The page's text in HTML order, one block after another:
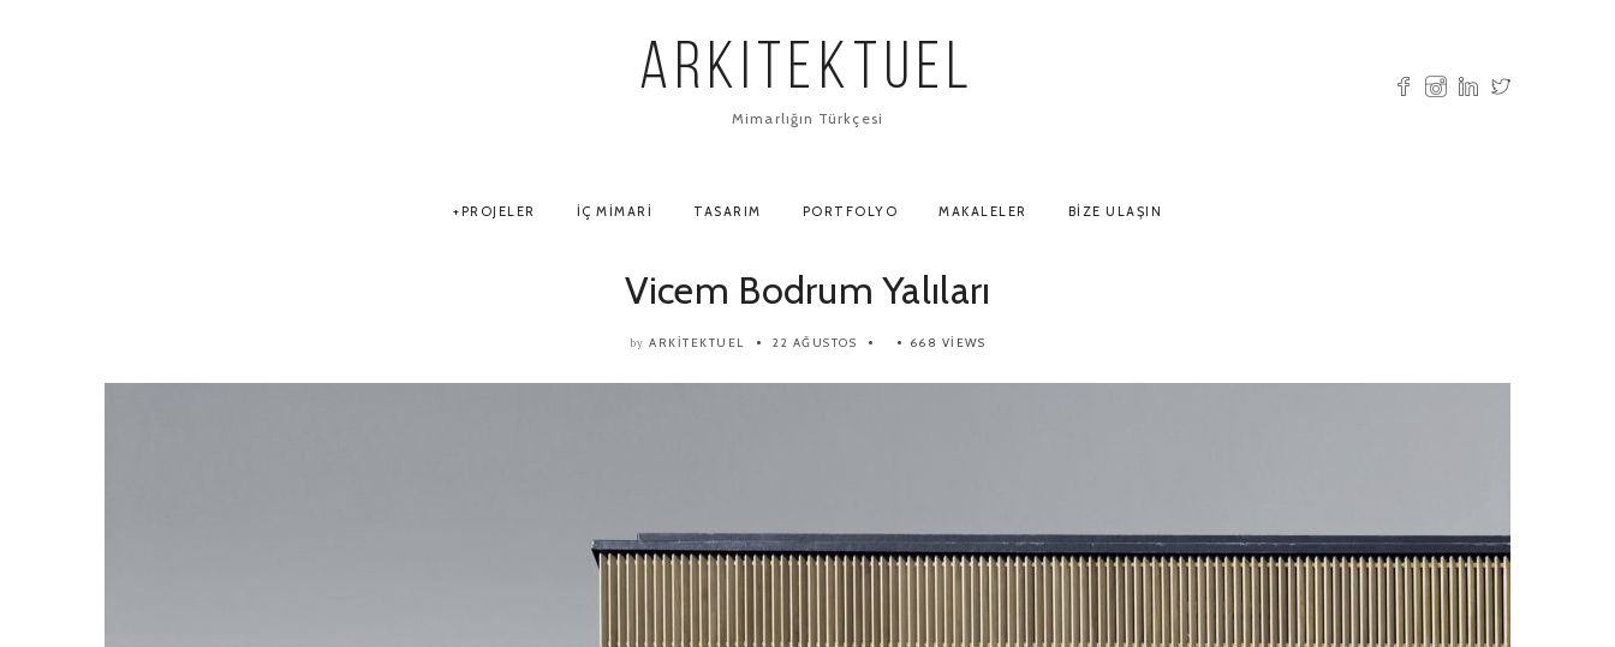
ARKITEKTUEL
Mimarlığın Türkçesi
PROJELER İÇ MIMARI TASARIM PORTFOLYO MAKALELER BIZE ULAŞIN
Vicem Bodrum Yalıları
by ARKITEKTUEL 22 AĞUSTOS 668 VIEWS